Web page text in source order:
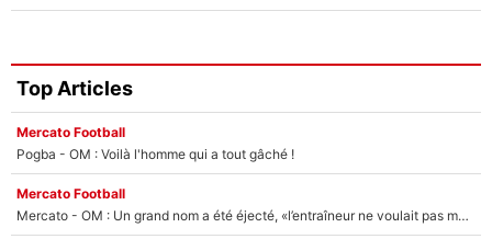
Top Articles
Mercato Football
Pogba - OM : Voilà l'homme qui a tout gâché !
Mercato Football
Mercato - OM : Un grand nom a été éjecté, «l’entraîneur ne voulait pas me conserver»